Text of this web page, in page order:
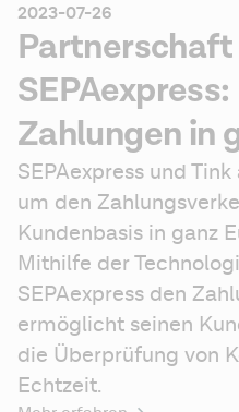
2023-07-26
Partnerschaft
Zahlungen in
SEPAexpress und
um den
Kundenbasis in ganz
Mithilfe der
SEPAexpress den
ermöglicht seinen
die Überprüfung von
Echtzeit.